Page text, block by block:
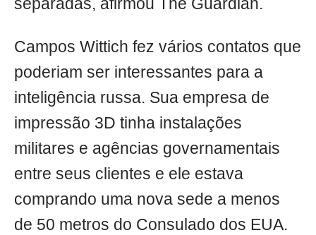
separadas, afirmou The Guardian.
Campos Wittich fez vários contatos que
poderiam ser interessantes para a
inteligência russa. Sua empresa de
impressão 3D tinha instalações
militares e agências governamentais
entre seus clientes e ele estava
comprando uma nova sede a menos
de 50 metros do Consulado dos EUA.